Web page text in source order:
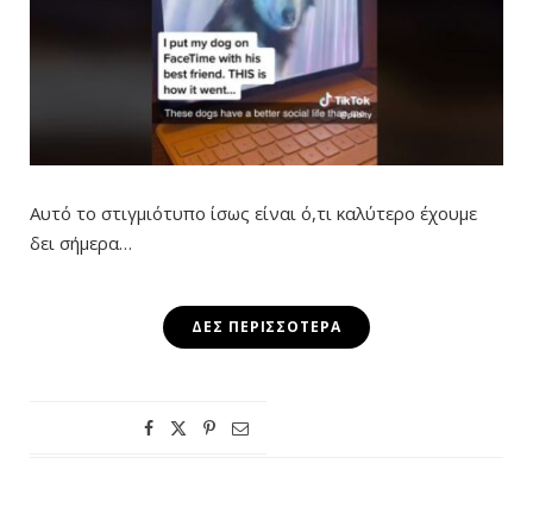
Αυτό το στιγμιότυπο ίσως είναι ό,τι καλύτερο έχουμε
δει σήμερα…
ΔΕΣ ΠΕΡΙΣΣΌΤΕΡΑ